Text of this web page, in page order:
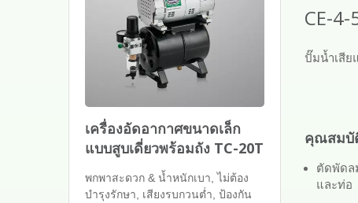
เครื่องอัดอากาศขนาดเล็ก
แบบสูบเดี่ยวพร้อมถัง TC-20T
พกพาสะดวก & น้ำหนักเบา, ไม่ต้อง
บำรุงรักษา, เสียงรบกวนต่ำ, ป้องกัน
CE-4-
ปั๊มน้ำเสีย
คุณสมบั
ตัดพัดล
และท่อ